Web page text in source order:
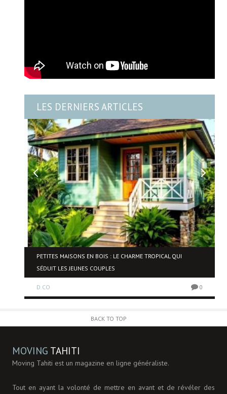
LES DERNIERS ARTICLES
PETITES MAISONS EN BOIS : LE CHARME TROPICAL QUI
SÉDUIT LES JEUNES COUPLES
D.CO 0
BACK TO TOP
MOVING TAHITI
Moving Tahiti est un magazine en ligne généraliste.
Tout en ayant la volonté de mettre en avant et de révéler des